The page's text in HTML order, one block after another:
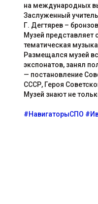
на международных
Заслуженный
Г. Дегтярев –
Музей представляет
тематическая
Размещался музей
экспонатов, занял
— постановление
СССР, Героя
Музей знают не
#НавигаторыСПО